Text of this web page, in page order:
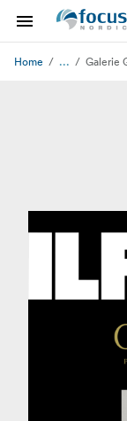
Home ... Galerie